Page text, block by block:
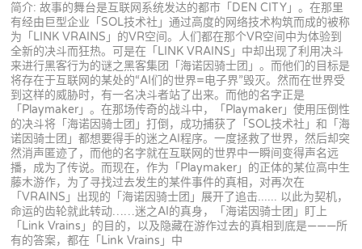
简介: 故事的舞台是互联网系统发达的都市「DEN CITY」。在那里
有经由巨型企业「SOL技术社」通过高度的网络技术构筑而成的被称
为「LINK VRAINS」的VR空间。人们都在那个VR空间中为体验到
全新的决斗而狂热。可是在「LINK VRAINS」中却出现了利用决斗
来进行黑客行为的谜之黑客集团「海诺因骑士团」。而他们的目标是
将存在于互联网的某处的“AI们的世界=电子界”毁灭。然而在世界受
到这样的威胁时，有一名决斗者站了出来。而他的名字正是
「Playmaker」。在那场传奇的战斗中，「Playmaker」使用压倒性
的决斗将「海诺因骑士团」打倒，成功捕获了「SOL技术社」和「海
诺因骑士团」都想要得手的迷之AI程序。一度拯救了世界，然后却突
然消声匿迹了，而他的名字就在互联网的世界中一瞬间变得声名远
播，成为了传说。而现在，作为「Playmaker」的正体的某位高中生
藤木游作，为了寻找过去发生的某件事件的真相，对再次在
「VRAINS」出现的「海诺因骑士团」展开了追击...... 以此为契机，
命运的齿轮就此转动……迷之AI的真身，「海诺因骑士团」盯上
「Link Vrains」的目的，以及隐藏在游作过去的真相到底是———所
有的答案，都在「Link Vrains」中